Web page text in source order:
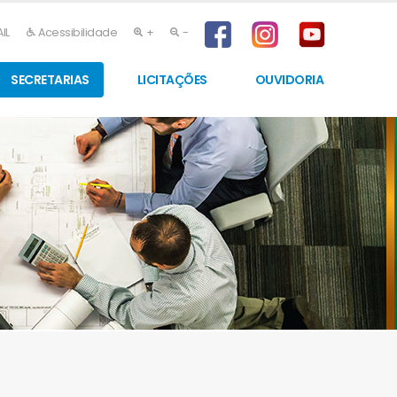
Acessibilidade + -
SECRETARIAS LICITAÇÕES OUVIDORIA